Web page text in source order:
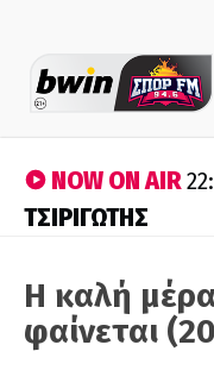
NOW ON AIR
ΤΣΙΡΙΓΩΤΗΣ
Η καλή
φαίνεται